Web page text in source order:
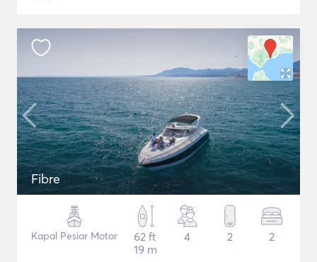
Fibre
Kapal Pesiar Motor
62 ft
19 m
4 2 2